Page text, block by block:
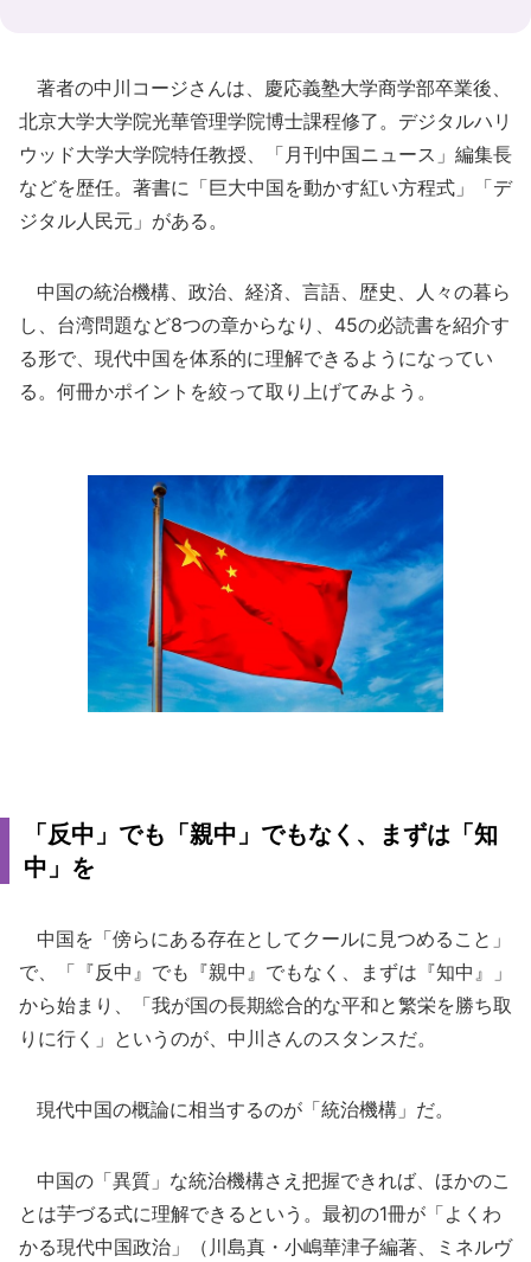
著者の中川コージさんは、慶応義塾大学商学部卒業後、
北京大学大学院光華管理学院博士課程修了。デジタルハリ
ウッド大学大学院特任教授、「月刊中国ニュース」編集長
などを歴任。著書に「巨大中国を動かす紅い方程式」「デ
ジタル人民元」がある。
中国の統治機構、政治、経済、言語、歴史、人々の暮ら
し、台湾問題など8つの章からなり、45の必読書を紹介す
る形で、現代中国を体系的に理解できるようになってい
る。何冊かポイントを絞って取り上げてみよう。
「反中」でも「親中」でもなく、まずは「知
中」を
中国を「傍らにある存在としてクールに見つめること」
で、「『反中』でも『親中』でもなく、まずは『知中』」
から始まり、「我が国の長期総合的な平和と繁栄を勝ち取
りに行く」というのが、中川さんのスタンスだ。
現代中国の概論に相当するのが「統治機構」だ。
中国の「異質」な統治機構さえ把握できれば、ほかのこ
とは芋づる式に理解できるという。最初の1冊が「よくわ
かる現代中国政治」（川島真・小嶋華津子編著、ミネルヴ